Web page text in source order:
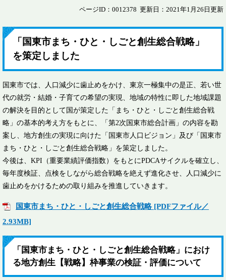
ページID：0012378 更新日：2021年1月26日更新
「国東市まち・ひと・しごと創生総合戦略」
を策定しました
国東市では、人口減少に歯止めをかけ、東京一極集中の是正、若い世
代の就労・結婚・子育ての希望の実現、地域の特性に即した地域課題
の解決を目的として国が策定した「まち・ひと・しごと創生総合戦
略」の基本的考え方をもとに、「第2次国東市総合計画」の内容を勘
案し、地方創生の実現に向けた「国東市人口ビジョン」及び「国東市
まち・ひと・しごと創生総合戦略」を策定しました。
今後は、KPI（重要業績評価指数）をもとにPDCAサイクルを確立し、
毎年度検証、点検をしながら総合戦略を絶えず進化させ、人口減少に
歯止めをかけるための取り組みを推進していきます。
国東市まち・ひと・しごと創生総合戦略 [PDFファイル／
2.93MB]
「国東市まち・ひと・しごと創生総合戦略」におけ
る地方創生【戦略】枠事業の検証・評価について